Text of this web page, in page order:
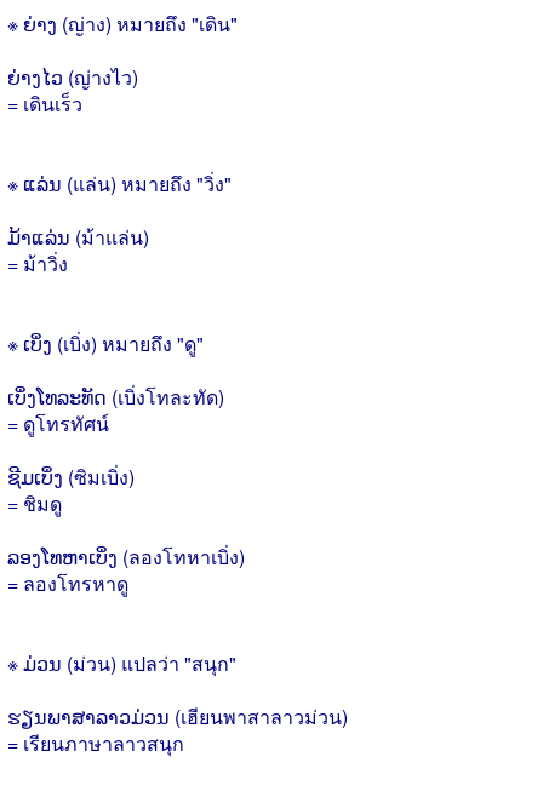
※ ຍ່າງ (ญ่าง) หมายถึง "เดิน"
ຍ່າງໄວ (ญ่างไว)
= เดินเร็ว
※ ແລ່ນ (แล่น) หมายถึง "วิ่ง"
ມ້າແລ່ນ (ม้าแล่น)
= ม้าวิ่ง
※ ເບິ່ງ (เบิ่ง) หมายถึง "ดู"
ເບິ່ງໂທລະທັດ (เบิ่งโทละทัด)
= ดูโทรทัศน์
ຊີມເບິ່ງ (ซิมเบิ่ง)
= ชิมดู
ລອງໂທຫາເບິ່ງ (ลองโทหาเบิ่ง)
= ลองโทรหาดู
※ ມ່ວນ (ม่วน) แปลว่า "สนุก"
ຮຽນພາສາລາວມ່ວນ (เฮียนพาสาลาวม่วน)
= เรียนภาษาลาวสนุก